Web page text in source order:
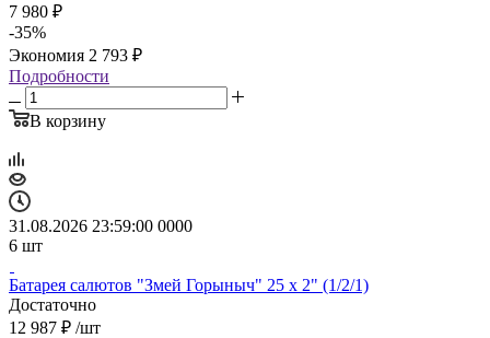
7 980 ₽
-35%
Экономия 2 793 ₽
Подробности
В корзину
31.08.2026 23:59:00 0000
6 шт
Батарея салютов "Змей Горыныч" 25 х 2" (1/2/1)
Достаточно
12 987 ₽ /шт